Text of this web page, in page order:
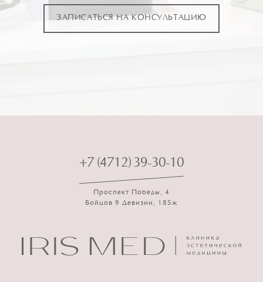
ЗАПИСАТЬСЯ НА КОНСУЛЬТАЦИЮ
+7 (4712) 39-30-10
Проспект Победы, 4
Бойцов 9 Девизии, 185ж